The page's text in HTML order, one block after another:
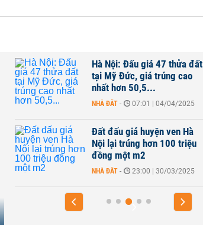
Hà Nội: Đấu giá 47 thửa đất
tại Mỹ Đức, giá trúng cao
nhất hơn 50,5...
NHÀ ĐẤT - 07:01 | 04/04/2025
Đất đấu giá huyện ven Hà
Nội lại trúng hơn 100 triệu
đồng một m2
NHÀ ĐẤT - 23:00 | 30/03/2025